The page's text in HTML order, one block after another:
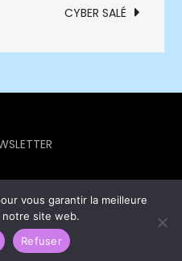
CYBER SALÉ
Focus Blog by
Creativ
vous garantir la meilleure
site web.
Refuser